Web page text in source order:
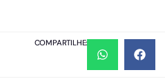
COMPARTILHE: